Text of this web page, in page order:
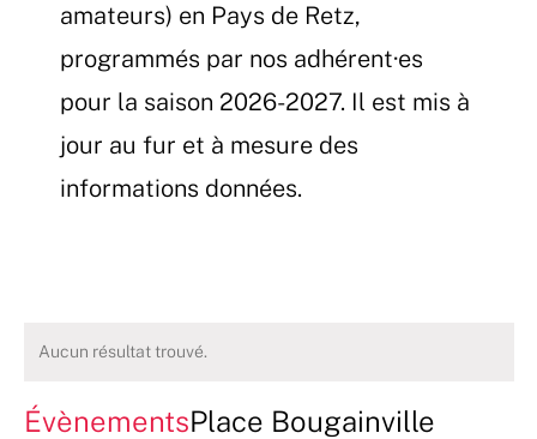
amateurs) en Pays de Retz,
programmés par nos adhérent·es
pour la saison 2026-2027. Il est mis à
jour au fur et à mesure des
informations données.
Aucun résultat trouvé.
ÉvènementsPlace Bougainville